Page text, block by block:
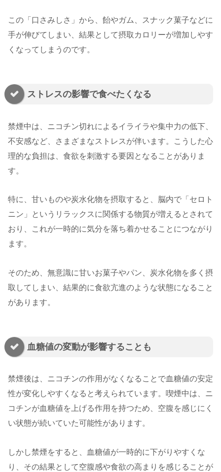
この「口さみしさ」から、飴やガム、スナック菓子などに
手が伸びてしまい、結果として摂取カロリーが増加しやす
くなってしまうのです。
ストレスの影響で食べたくなる
禁煙中は、ニコチン切れによるイライラや集中力の低下、
不安感など、さまざまなストレスが伴います。こうした心
理的な負担は、食欲を刺激する要因となることがありま
す。
特に、甘いものや炭水化物を摂取すると、脳内で「セロト
ニン」というリラックスに関係する物質が増えるとされて
おり、これが一時的に気分を落ち着かせることにつながり
ます。
そのため、無意識に甘いお菓子やパン、炭水化物を多く摂
取してしまい、結果的に食欲亢進のような状態になること
があります。
血糖値の変動が影響することも
禁煙後は、ニコチンの作用がなくなることで血糖値の安定
性が変化しやすくなると考えられています。喫煙中は、ニ
コチンが血糖値を上げる作用を持つため、空腹を感じにく
い状態が続いていた可能性があります。
しかし禁煙をすると、血糖値が一時的に下がりやすくな
り、その結果として空腹感や食欲の高まりを感じることが